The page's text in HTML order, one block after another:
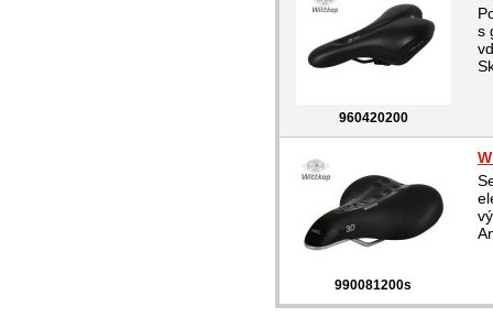
960420200
s
990081200s